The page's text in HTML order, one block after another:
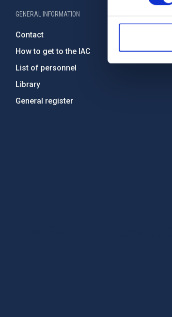
GENERAL INFORMATION
Contact
How to get to the IAC
List of personnel
Library
General register